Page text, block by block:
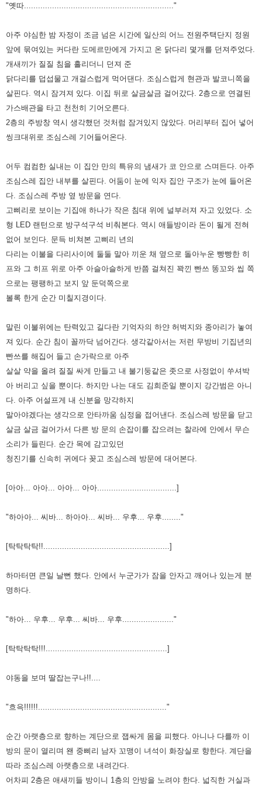
"옛따................................................................"
아주 야심한 밤 자정이 조금 넘은 시간에 일산의 어느 전원주택단지 정원
앞에 묶여있는 커다란 도메르만에게 가지고 온 닭다리 몇개를 던져주었다.
개새끼가 질질 침을 흘리더니 던져 준
닭다리를 덥섭물고 개걸스럽게 먹어댄다. 조심스럽게 현관과 발코니쪽을
살핀다. 역시 잠겨져 있다. 이집 뒤로 살금살금 걸어갔다. 2층으로 연결된
가스배관을 타고 천천히 기어오른다.
2층의 주방창 역시 생각했던 것처럼 잠겨있지 않았다. 머리부터 집어 넣어
씽크대위로 조심스레 기어들어온다.
어두 컴컴한 실내는 이 집안 만의 특유의 냄새가 코 안으로 스며든다. 아주
조심스레 집안 내부를 살핀다. 어둠이 눈에 익자 집안 구조가 눈에 들어온
다. 조심스레 주방 옆 방문을 연다.
고삐리로 보이는 기집애 하나가 작은 침대 위에 널부러져 자고 있었다. 소
형 LED 랜턴으로 방구석구석 비춰본다. 역시 애들방이라 돈이 될게 전혀
없어 보인다. 문득 비쳐본 고삐리 년의
다리는 이불을 다리사이에 둘둘 말아 끼운 채 옆으로 돌아누운 빵빵한 히
프와 그 히프 위로 아주 아슬아슬하게 반쯤 걸쳐진 꽉낀 빤쓰 똥꼬와 씹 쪽
으로는 팽팽하고 보지 앞 둔덕쪽으로
볼록 한게 순간 미칠지경이다.
말린 이불위에는 탄력있고 길다란 기억자의 하얀 허벅지와 종아리가 놓여
져 있다. 순간 침이 꼴까닥 넘어간다. 생각같아서는 저런 무방비 기집년의
빤쓰를 해집어 들고 손가락으로 아주
살살 약을 올려 질질 싸게 만들고 내 불기둥같은 좃으로 사정없이 쑤셔박
아 버리고 싶을 뿐이다. 하지만 나는 대도 김희준일 뿐이지 강간범은 아니
다. 아주 어설프게 내 신분을 망각하지
말아야겠다는 생각으로 안타까움 심정을 접어낸다. 조심스레 방문을 닫고
살금 살금 걸어가서 다른 방 문의 손잡이를 잡으려는 찰라에 안에서 무슨
소리가 들린다. 순간 목에 감고있던
청진기를 신속히 귀에다 꽂고 조심스레 방문에 대어본다.
[아아... 아아... 아아... 아아..................................]
"하아아... 씨바... 하아아... 씨바... 우후... 우후........"
[탁탁탁탁!!......................................................]
하마터면 큰일 날뻔 했다. 안에서 누군가가 잠을 안자고 깨어나 있는게 분
명하다.
"하아... 우후... 우후... 씨바... 우후......................"
[탁탁탁탁!!!....................................................]
야동을 보며 딸잡는구나!!....
"흐윽!!!!!!......................................................."
순간 아랫층으로 향하는 계단으로 잽싸게 몸을 피했다. 아니나 다를까 이
방의 문이 열리며 왠 중삐리 남자 꼬맹이 녀석이 화장실로 향한다. 계단을
따라 조심스레 아랫층으로 내려간다.
어차피 2층은 애새끼들 방이니 1층의 안방을 노려야 한다. 넓직한 거실과